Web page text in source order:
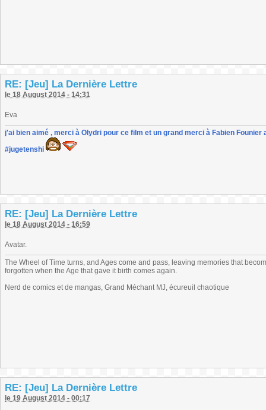
RE: [Jeu] La Dernière Lettre
le 18 August 2014 - 14:31
Eva
j'ai bien aimé , merci à Olydri pour ce film et un grand merci à Fabien
#jugetenshi
RE: [Jeu] La Dernière Lettre
le 18 August 2014 - 16:59
Avatar.
The Wheel of Time turns, and Ages come and pass, leaving memories that
forgotten when the Age that gave it birth comes again.
Nerd de comics et de mangas, Grand Méchant MJ, écureuil chaotique
RE: [Jeu] La Dernière Lettre
le 19 August 2014 - 00:17